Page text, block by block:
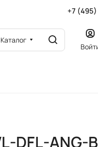
+7
Каталог
DFL-ANG-